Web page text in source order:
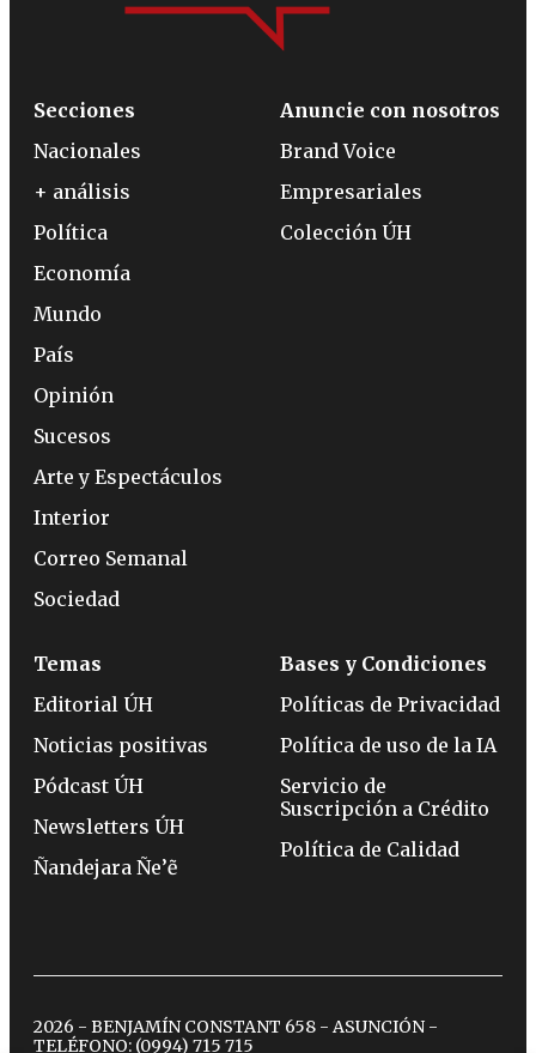
Secciones
Nacionales
+ análisis
Política
Economía
Mundo
País
Opinión
Sucesos
Arte y Espectáculos
Interior
Correo Semanal
Sociedad
Anuncie con nosotros
Brand Voice
Empresariales
Colección ÚH
Temas
Editorial ÚH
Noticias positivas
Pódcast ÚH
Newsletters ÚH
Ñandejara Ñe’ẽ
Bases y Condiciones
Políticas de Privacidad
Política de uso de la IA
Servicio de
Suscripción a Crédito
Política de Calidad
2026 - BENJAMÍN CONSTANT 658 - ASUNCIÓN -
TELÉFONO: (0994) 715 715